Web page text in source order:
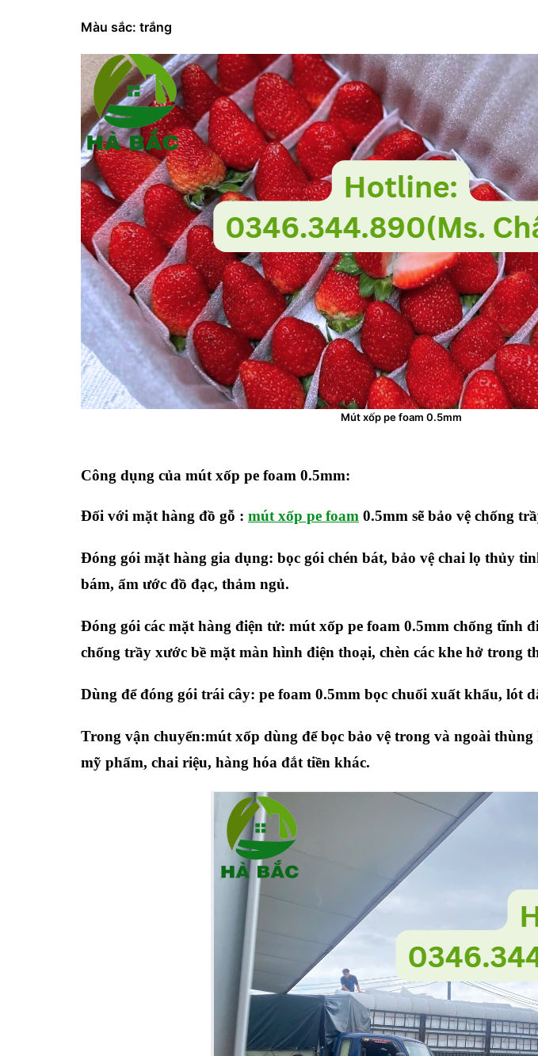
Màu sắc: trắng
Mút xốp pe foam 0.5mm
Công dụng của mút xốp pe foam 0.5mm:
Đối với mặt hàng đồ gỗ : mút xốp pe foam 0.5mm sẽ bảo vệ chống
Đóng gói mặt hàng gia dụng: bọc gói chén bát, bảo vệ chai lọ thủy
bám, ẩm ước đồ đạc, thảm ngủ.
Đóng gói các mặt hàng điện tử: mút xốp pe foam 0.5mm chống tĩnh
chống trầy xước bề mặt màn hình điện thoại, chèn các khe hở trong
Dùng để đóng gói trái cây: pe foam 0.5mm bọc chuối xuất khẩu, lót
Trong vận chuyển:mút xốp dùng để bọc bảo vệ trong và ngoài
mỹ phẩm, chai riệu, hàng hóa đắt tiền khác.